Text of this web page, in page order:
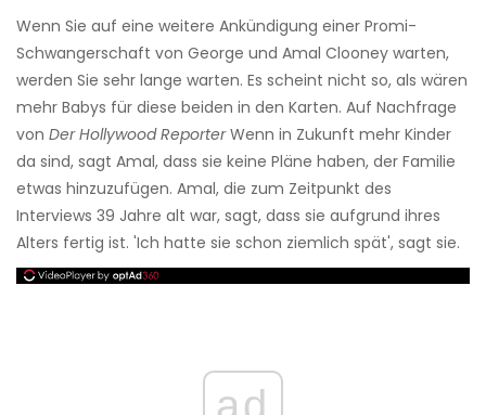
Wenn Sie auf eine weitere Ankündigung einer Promi-
Schwangerschaft von George und Amal Clooney warten,
werden Sie sehr lange warten. Es scheint nicht so, als wären
mehr Babys für diese beiden in den Karten. Auf Nachfrage
von Der Hollywood ReporterWenn in Zukunft mehr Kinder
da sind, sagt Amal, dass sie keine Pläne haben, der Familie
etwas hinzuzufügen. Amal, die zum Zeitpunkt des
Interviews 39 Jahre alt war, sagt, dass sie aufgrund ihres
Alters fertig ist. 'Ich hatte sie schon ziemlich spät', sagt sie.